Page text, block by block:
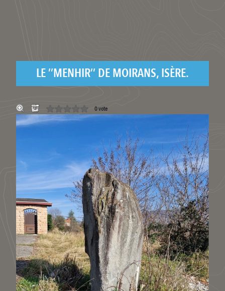
LE ’’MENHIR’’ DE MOIRANS, ISÈRE.
0 vote